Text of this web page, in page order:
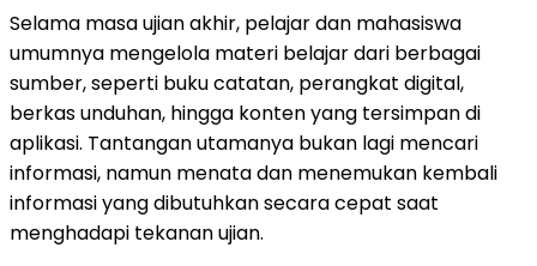
Selama masa ujian akhir, pelajar dan mahasiswa
umumnya mengelola materi belajar dari berbagai
sumber, seperti buku catatan, perangkat digital,
berkas unduhan, hingga konten yang tersimpan di
aplikasi. Tantangan utamanya bukan lagi mencari
informasi, namun menata dan menemukan kembali
informasi yang dibutuhkan secara cepat saat
menghadapi tekanan ujian.